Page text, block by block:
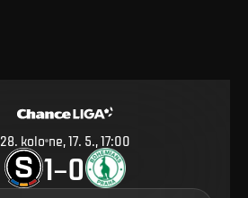
28. kolo ne, 17. 5., 17:00
1–0